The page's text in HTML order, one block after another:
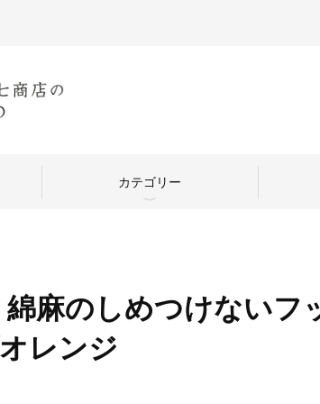
カテゴリー
中川政七商店のものづくり
つくり手を訪ねて
日本の暮らし
綿麻のしめつけない
レンジ